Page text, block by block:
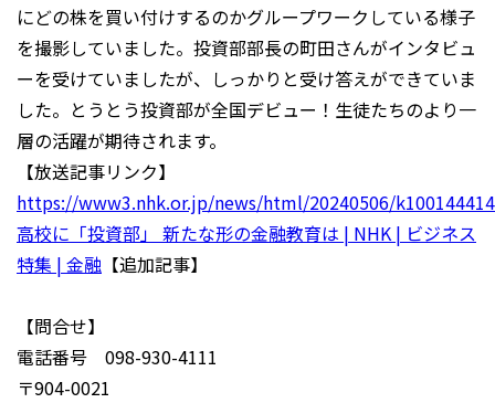
にどの株を買い付けするのかグループワークしている様子
を撮影していました。投資部部長の町田さんがインタビュ
ーを受けていましたが、しっかりと受け答えができていま
した。とうとう投資部が全国デビュー！生徒たちのより一
層の活躍が期待されます。
【放送記事リンク】
https://www3.nhk.or.jp/news/html/20240506/
高校に「投資部」 新たな形の金融教育は | NHK | ビジネス
特集 | 金融 【追加記事】
【問合せ】
電話番号 098-930-4111
〒904-0021